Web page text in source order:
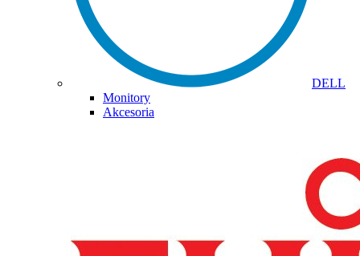
DELL
Monitory
Akcesoria